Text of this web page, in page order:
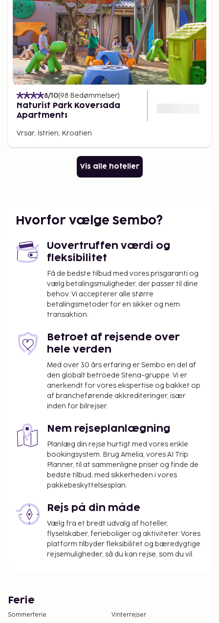
8/10(98 Bedømmelser)
Naturist Park Koversada
Apartments
Vrsar, Istrien, Kroatien
Vis alle hoteller
Hvorfor vælge Sembo?
Uovertruffen værdi og
fleksibilitet
Få de bedste tilbud med vores prisgaranti og
vælg betalingsmuligheder, der passer til dine
behov. Vi accepterer alle større
betalingsmetoder for en sikker og nem
transaktion.
Betroet af rejsende over
hele verden
Med over 30 års erfaring er Sembo en del af
den globalt betroede Stena-gruppe. Vi er
anerkendt for vores ekspertise og bakket op
af brancheførende akkrediteringer, især
inden for bilrejser.
Nem rejseplanlægning
Planlæg din rejse hurtigt med vores enkle
bookingsystem. Brug Amelia, vores AI Trip
Planner, til at sammenligne priser og finde de
bedste tilbud, med sikkerheden i vores
pakkebeskyttelsesplan.
Rejs på din måde
Vælg fra et bredt udvalg af hoteller,
flyselskaber, ferieboliger og aktiviteter. Vores
platform tilbyder fleksibilitet og bæredygtige
rejsemuligheder, så du kan rejse, som du vil.
Ferie
Sommerferie
Vinterrejser